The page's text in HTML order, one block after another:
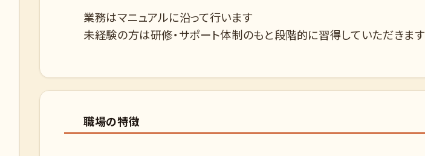
業務はマニュアルに沿って行います
未経験の方は研修・サポート体制のもと段階的に習得していただきます
職場の特徴